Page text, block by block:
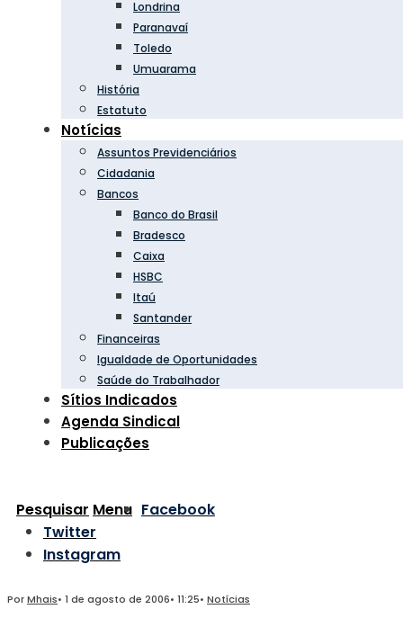
Londrina
Paranavaí
Toledo
Umuarama
História
Estatuto
Notícias
Assuntos Previdenciários
Cidadania
Bancos
Banco do Brasil
Bradesco
Caixa
HSBC
Itaú
Santander
Financeiras
Igualdade de Oportunidades
Saúde do Trabalhador
Sítios Indicados
Agenda Sindical
Publicações
Pesquisar Menu Facebook
Twitter
Instagram
PorMhais• 1 de agosto de 2006• 11:25• Notícias